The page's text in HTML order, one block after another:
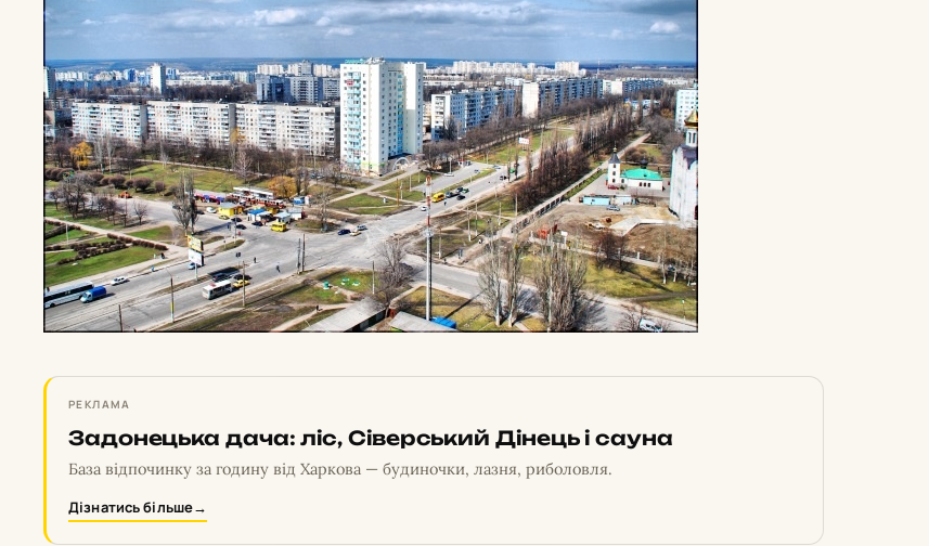
РЕКЛАМА
Задонецька дача: ліс, Сіверський Дінець і сауна
База відпочинку за годину від Харкова — будиночки, лазня, риболовля.
Дізнатись більше→